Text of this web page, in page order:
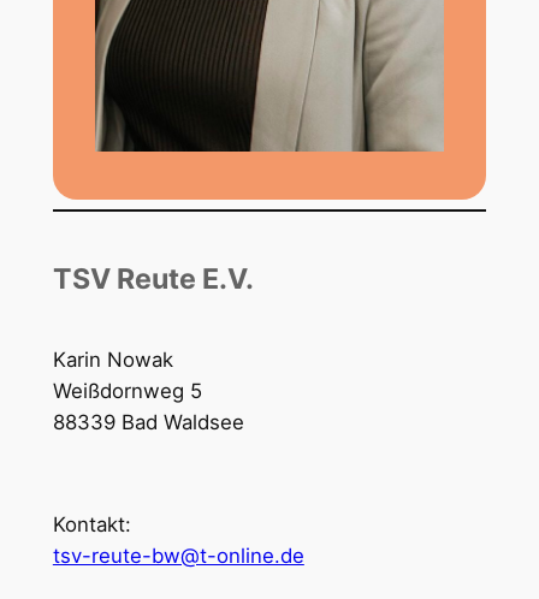
TSV Reute E.V.
Karin Nowak
Weißdornweg 5
88339 Bad Waldsee
Kontakt:
tsv-reute-bw@t-online.de